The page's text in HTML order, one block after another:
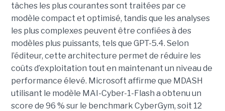
tâches les plus courantes sont traitées par ce
modèle compact et optimisé, tandis que les analyses
les plus complexes peuvent être confiées à des
modèles plus puissants, tels que GPT-5.4. Selon
l’éditeur, cette architecture permet de réduire les
coûts d’exploitation tout en maintenant un niveau de
performance élevé. Microsoft affirme que MDASH
utilisant le modèle MAI-Cyber-1-Flash a obtenu un
score de 96 % sur le benchmark CyberGym, soit 12